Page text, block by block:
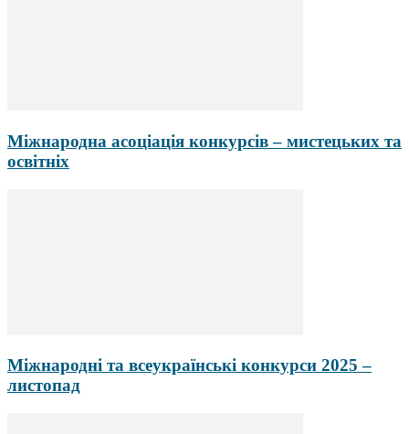
Міжнародна асоціація конкурсів – мистецьких та
освітніх
Міжнародні та всеукраїнські конкурси 2025 –
листопад